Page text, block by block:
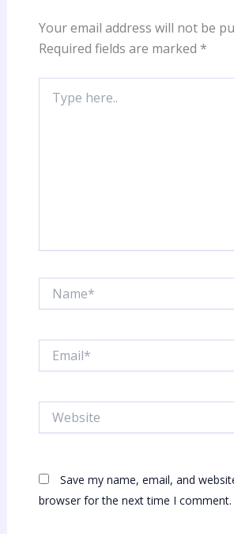
Your email address will not be
Required fields are marked *
here..
Save my name, email, and
browser for the next time I comment.